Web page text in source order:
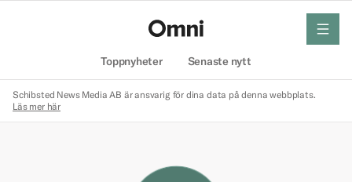
Toppnyheter Senaste nytt
meny
Schibsted News Media AB är ansvarig för dina data på denna webbplats.
Läs mer här